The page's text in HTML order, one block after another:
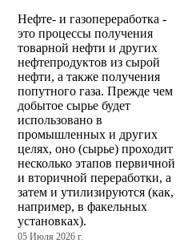
Нефте- и газопереработка -
это процессы получения
товарной нефти и других
нефтепродуктов из сырой
нефти, а также получения
попутного газа. Прежде чем
добытое сырье будет
использовано в
промышленных и других
целях, оно (сырье) проходит
несколько этапов первичной
и вторичной переработки, а
затем и утилизируются (как,
например, в факельных
установках).
05 Июля 2026 г.